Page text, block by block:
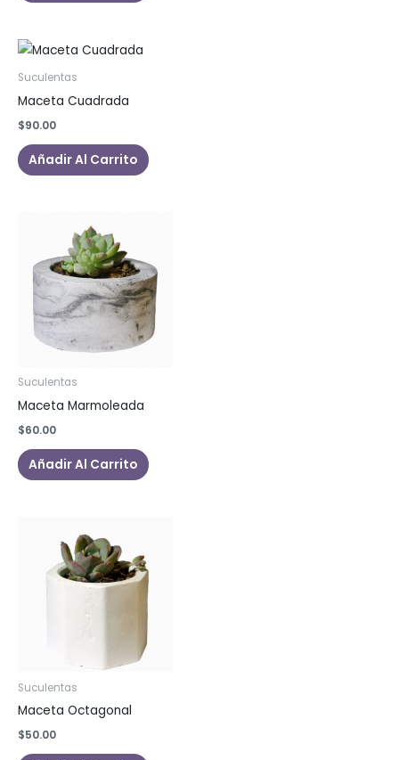
Suculentas
Maceta Cuadrada
$90.00
Añadir Al Carrito
Suculentas
Maceta Marmoleada
$60.00
Añadir Al Carrito
Suculentas
Maceta Octagonal
$50.00